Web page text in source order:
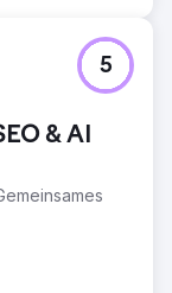
& AI
5